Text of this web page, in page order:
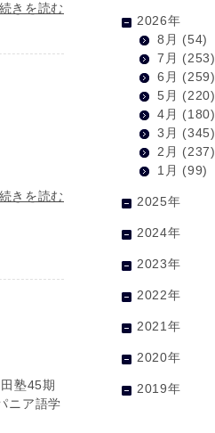
続きを読む
続きを読む
塾45期
ニア語学
2026年
8月 (54)
7月 (253)
6月 (259)
5月 (220)
4月 (180)
3月 (345)
2月 (237)
1月 (99)
2025年
2024年
2023年
2022年
2021年
2020年
2019年